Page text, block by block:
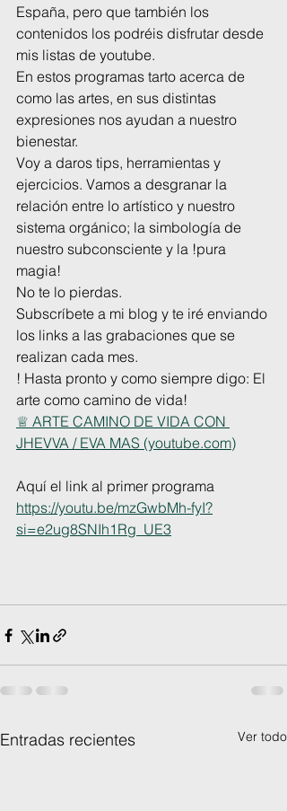
España, pero que también los
contenidos los podréis disfrutar desde
mis listas de youtube.
En estos programas tarto acerca de
como las artes, en sus distintas
expresiones nos ayudan a nuestro
bienestar.
Voy a daros tips, herramientas y
ejercicios. Vamos a desgranar la
relación entre lo artístico y nuestro
sistema orgánico; la simbología de
nuestro subconsciente y la !pura
magia!
No te lo pierdas.
Subscríbete a mi blog y te iré enviando
los links a las grabaciones que se
realizan cada mes.
! Hasta pronto y como siempre digo: El
arte como camino de vida!
♕ ARTE CAMINO DE VIDA CON
JHEVVA / EVA MAS (youtube.com)
Aquí el link al primer programa
https://youtu.be/mzGwbMh-fyI?
si=e2ug8SNIh1Rg_UE3
Entradas recientes Ver todo